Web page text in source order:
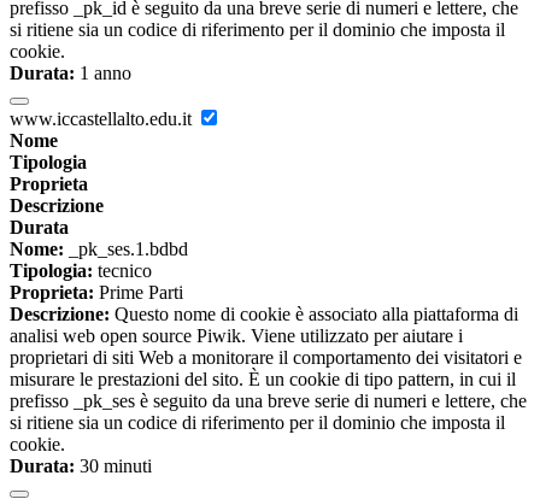
prefisso _pk_id è seguito da una breve serie di numeri e lettere, che
si ritiene sia un codice di riferimento per il dominio che imposta il
cookie.
Durata: 1 anno
www.iccastellalto.edu.it
Nome
Tipologia
Proprieta
Descrizione
Durata
Nome: _pk_ses.1.bdbd
Tipologia: tecnico
Proprieta: Prime Parti
Descrizione: Questo nome di cookie è associato alla piattaforma di
analisi web open source Piwik. Viene utilizzato per aiutare i
proprietari di siti Web a monitorare il comportamento dei visitatori e
misurare le prestazioni del sito. È un cookie di tipo pattern, in cui il
prefisso _pk_ses è seguito da una breve serie di numeri e lettere, che
si ritiene sia un codice di riferimento per il dominio che imposta il
cookie.
Durata: 30 minuti